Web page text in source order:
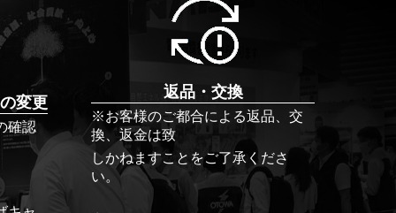
変更
確認
返品・交換
※お客様のご都合による返品、交
換、返金は致
しかねますことをご了承くださ
い。